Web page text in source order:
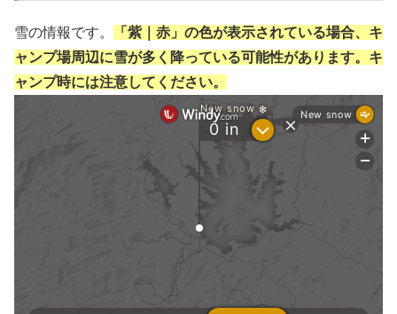
雪の情報です。
「紫｜赤」の色が表示されている場合、キ
ャンプ場周辺に雪が多く降っている可能性があります。キ
ャンプ時には注意してください。